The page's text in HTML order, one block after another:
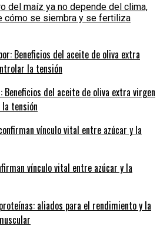
del maíz ya no depende del clima,
cómo se siembra y se fertiliza
Beneficios del aceite de oliva extra virgen
tensión
vínculo vital entre azúcar y la